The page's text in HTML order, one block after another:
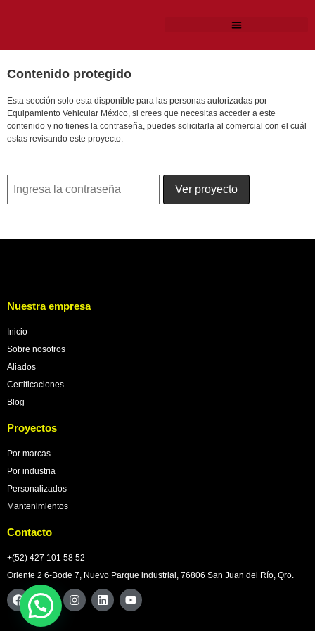
Contenido protegido
Esta sección solo esta disponible para las personas autorizadas por
Equipamiento Vehicular México, si crees que necesitas acceder a este
contenido y no tienes la contraseña, puedes solicitarla al comercial con el cuál
estas revisando este proyecto.
Nuestra empresa
Inicio
Sobre nosotros
Aliados
Certificaciones
Blog
Proyectos
Por marcas
Por industria
Personalizados
Mantenimientos
Contacto
+(52) 427 101 58 52
Oriente 2 6-Bode 7, Nuevo Parque industrial, 76806 San Juan del Río, Qro.